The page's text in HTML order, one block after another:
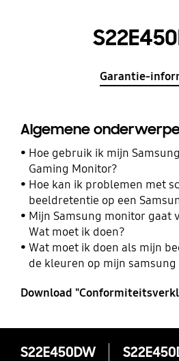
Garantie-
Algemene
Hoe gebruik ik mijn
Gaming Monitor?
Hoe kan ik problemen met
beeldretentie op een
oplossen of voorkomen?
Mijn Samsung monitor gaat
Wat moet ik doen?
Wat moet ik doen als mijn
de kleuren op mijn
Download
S22E450DW